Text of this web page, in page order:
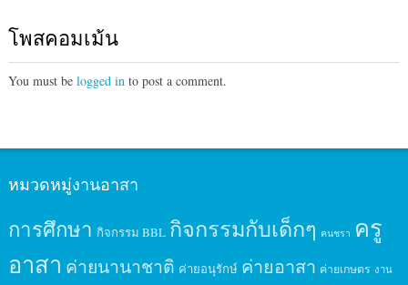
โพสคอมเม้น
You must be logged into post a comment.
หมวดหมู่งานอาสา
การศึกษา กิจกรรม BBL กิจกรรมกับเด็กๆ คนชรา ครู
อาสา ค่ายนานาชาติ ค่ายอนุรักษ์ ค่ายอาสา ค่ายเกษตร งาน